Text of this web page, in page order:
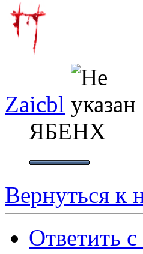
Zaicbl
ЯБЕНХ
Вернуться к
Ответить